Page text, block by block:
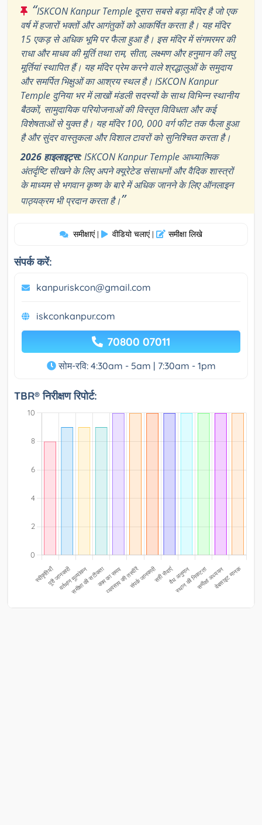
“ISKCON Kanpur Temple दूसरा सबसे बड़ा मंदिर है जो एक
वर्ष में हजारों भक्तों और आगंतुकों को आकर्षित करता है। यह मंदिर
15 एकड़ से अधिक भूमि पर फैला हुआ है। इस मंदिर में संगमरमर की
राधा और माधव की मूर्ति तथा राम, सीता, लक्ष्मण और हनुमान की लघु
मूर्तियां स्थापित हैं। यह मंदिर प्रेम करने वाले श्रद्धालुओं के समुदाय
और समर्पित भिक्षुओं का आश्रय स्थल है। ISKCON Kanpur
Temple दुनिया भर में लाखों मंडली सदस्यों के साथ विभिन्न स्थानीय
बैठकों, सामुदायिक परियोजनाओं की विस्तृत विविधता और कई
विशेषताओं से युक्त है। यह मंदिर 100, 000 वर्ग फीट तक फैला हुआ
है और सुंदर वास्तुकला और विशाल टावरों को सुनिश्चित करता है।
2026 हाइलाइट्स:ISKCON Kanpur Temple आध्यात्मिक
अंतर्दृष्टि सीखने के लिए अपने क्यूरेटेड संसाधनों और वैदिक शास्त्रों
के माध्यम से भगवान कृष्ण के बारे में अधिक जानने के लिए ऑनलाइन
पाठ्यक्रम भी प्रदान करता है।”
समीक्षाएं | वीडियो चलाएं | समीक्षा लिखे
संपर्क करें:
kanpuriskcon@gmail.com
iskconkanpur.com
70800 07011
सोम-रवि: 4:30am - 5am | 7:30am - 1pm
TBR® निरीक्षण रिपोर्ट: